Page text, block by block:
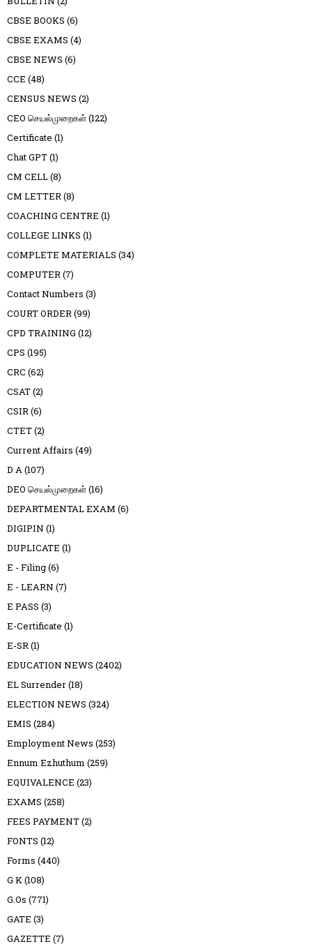
CBSE BOOKS (6)
CBSE EXAMS (4)
CBSE NEWS (6)
CCE (48)
CENSUS NEWS (2)
CEO செயல்முறைகள்(122)
Certificate (1)
Chat GPT(1)
CM CELL(8)
CM LETTER(8)
COACHING CENTRE (1)
COLLEGE LINKS (1)
COMPLETE MATERIALS (34)
COMPUTER(7)
Contact Numbers (3)
COURT ORDER(99)
CPD TRAINING (12)
CPS (195)
CRC (62)
CSAT(2)
CSIR(6)
CTET(2)
Current Affairs (49)
D A(107)
DEO செயல்முறைகள்(16)
DEPARTMENTAL EXAM (6)
DIGIPIN (1)
DUPLICATE (1)
E - Filing(6)
E - LEARN (7)
E PASS (3)
E-Certificate (1)
E-SR(1)
EDUCATION NEWS (2402)
EL Surrender(18)
ELECTION NEWS (324)
EMIS (284)
Employment News (253)
Ennum Ezhuthum (259)
EQUIVALENCE (23)
EXAMS (258)
FEES PAYMENT(2)
FONTS (12)
Forms (440)
G K(108)
G.Os (771)
GATE (3)
GAZETTE (7)